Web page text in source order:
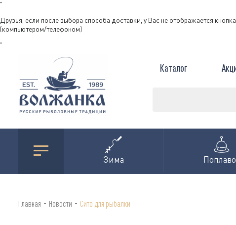
"
Друзья, если после выбора способа доставки, у Вас не отображается
(компьютером/телефоном)
"
Каталог
Зима
Главная - Новости - Сито для рыбалки